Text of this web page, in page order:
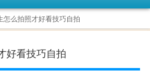
怎么拍照才好看技巧自拍
好看技巧自拍